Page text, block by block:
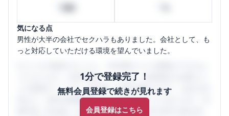
気になる点
男性が大半の会社でセクハラもありました。会社として、も
っと対応していただける環境を望んでいました。
1分で登録完了！
無料会員登録で続きが見れます
会員登録はこちら
うになります。SHEHUB(シーハブ)は、女性限定の企業口コ
ミの投稿サイトです。給与面・女性の働きやすさ・会社の評
判など、女性の転職は気にすべき点がたくさんあります。先
輩社員（元社員）の口コミを通して、本当の会社の姿を知